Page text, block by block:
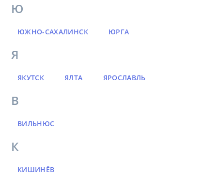
Ю
ЮЖНО-САХАЛИНСК ЮРГА
Я
ЯКУТСК ЯЛТА ЯРОСЛАВЛЬ
В
ВИЛЬНЮС
К
КИШИНЁВ